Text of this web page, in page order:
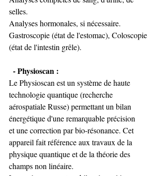
selles.
Analyses hormonales, si nécessaire.
Gastroscopie (état de l'estomac), Coloscopie
(état de l'intestin grêle).
  - Physioscan :
Le Physioscan est un système de haute
technologie quantique (recherche
aérospatiale Russe) permettant un bilan
énergétique d'une remarquable précision
et une correction par bio-résonance. Cet
appareil fait référence aux travaux de la
physique quantique et de la théorie des
champs non linéaire.